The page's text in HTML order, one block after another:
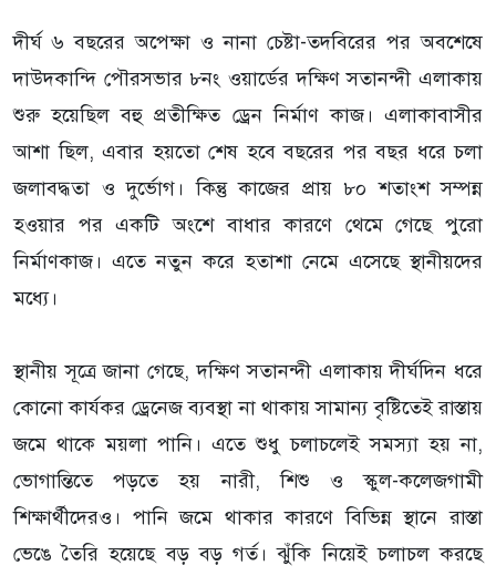
দীর্ঘ ৬ বছরের অপেক্ষা ও নানা চেষ্টা-তদবিরের পর অবশেষে
দাউদকান্দি পৌরসভার ৮নং ওয়ার্ডের দক্ষিণ সতানন্দী এলাকায়
শুরু হয়েছিল বহু প্রতীক্ষিত ড্রেন নির্মাণ কাজ। এলাকাবাসীর
আশা ছিল, এবার হয়তো শেষ হবে বছরের পর বছর ধরে চলা
জলাবদ্ধতা ও দুর্ভোগ। কিন্তু কাজের প্রায় ৮০ শতাংশ সম্পন্ন
হওয়ার পর একটি অংশে বাধার কারণে থেমে গেছে পুরো
নির্মাণকাজ। এতে নতুন করে হতাশা নেমে এসেছে স্থানীয়দের
মধ্যে।
স্থানীয় সূত্রে জানা গেছে, দক্ষিণ সতানন্দী এলাকায় দীর্ঘদিন ধরে
কোনো কার্যকর ড্রেনেজ ব্যবস্থা না থাকায় সামান্য বৃষ্টিতেই রাস্তায়
জমে থাকে ময়লা পানি। এতে শুধু চলাচলেই সমস্যা হয় না,
ভোগান্তিতে পড়তে হয় নারী, শিশু ও স্কুল-কলেজগামী
শিক্ষার্থীদেরও। পানি জমে থাকার কারণে বিভিন্ন স্থানে রাস্তা
ভেঙে তৈরি হয়েছে বড় বড় গর্ত। ঝুঁকি নিয়েই চলাচল করছে